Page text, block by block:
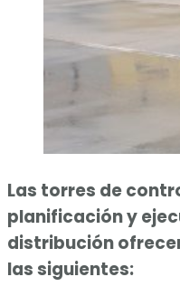
Las torres de
planificación y
distribución
las siguientes: